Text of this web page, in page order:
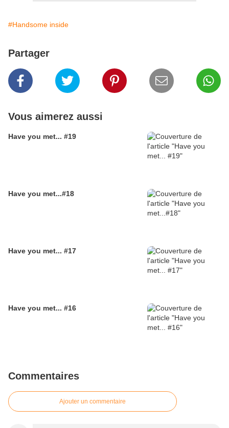
#Handsome inside
Partager
Vous aimerez aussi
Have you met... #19
Have you met...#18
Have you met... #17
Have you met... #16
Commentaires
Ajouter un commentaire